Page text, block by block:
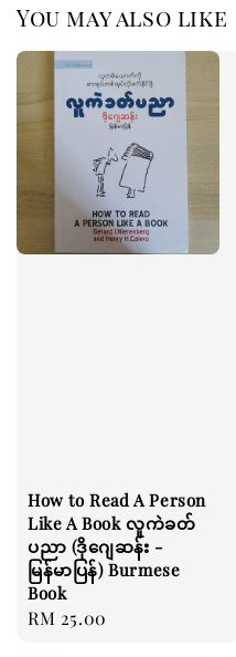
You may also like
How to Read A Person
Like A Book လူကဲခတ်
ပညာ (ဒိုဂျေဆန်း -
မြန်မာပြန်) Burmese
Book
Regular
RM 25.00